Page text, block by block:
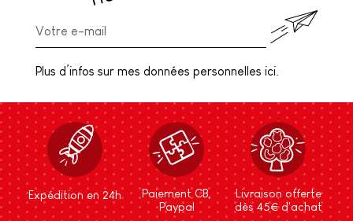
Plus d’infos sur mes données personnelles ici.
Expédition en 24h
Paiement CB,
Paypal
Livraison offerte
dès 45€ d'achat